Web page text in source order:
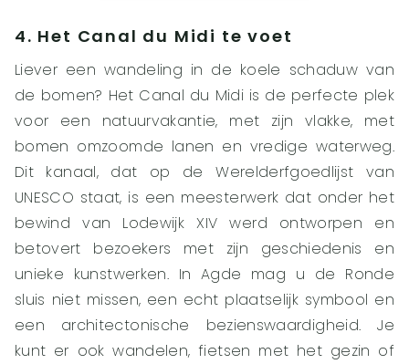
4. Het Canal du Midi te voet
Liever een wandeling in de koele schaduw van
de bomen? Het Canal du Midi is de perfecte plek
voor een natuurvakantie, met zijn vlakke, met
bomen omzoomde lanen en vredige waterweg.
Dit kanaal, dat op de Werelderfgoedlijst van
UNESCO staat, is een meesterwerk dat onder het
bewind van Lodewijk XIV werd ontworpen en
betovert bezoekers met zijn geschiedenis en
unieke kunstwerken. In Agde mag u de Ronde
sluis niet missen, een echt plaatselijk symbool en
een architectonische bezienswaardigheid. Je
kunt er ook wandelen, fietsen met het gezin of